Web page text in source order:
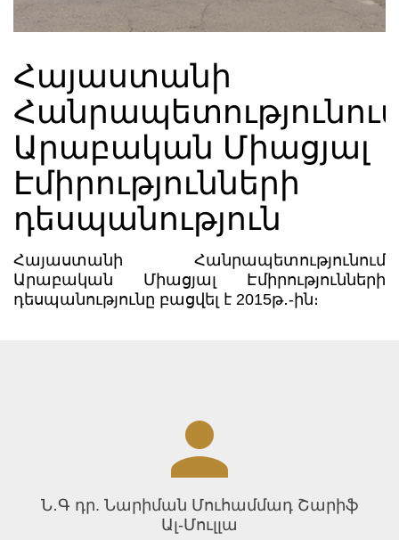
Հայաստանի
Արաբական Միացյալ
Էմիրությունների
դեսպանություն
Հայաստանի Հանրապետությունում
Արաբական Միացյալ Էմիրությունների
դեսպանությունը բացվել է 2015թ․-ին։
Ն․Գ դր. Նարիման Մուհամմադ Շարիֆ
Ալ-Մուլլա